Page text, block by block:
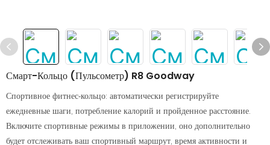
Смарт-Кольцо (пульсометр) R8 Goodway
Спортивное фитнес-кольцо: автоматически регистрируйте
ежедневные шаги, потребление калорий и пройденное расстояние.
Включите спортивные режимы в приложении, оно дополнительно
будет отслеживать ваш спортивный маршрут, время активности и